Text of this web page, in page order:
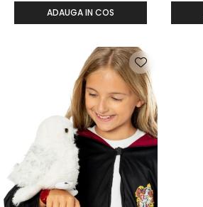
ADAUGA IN COS